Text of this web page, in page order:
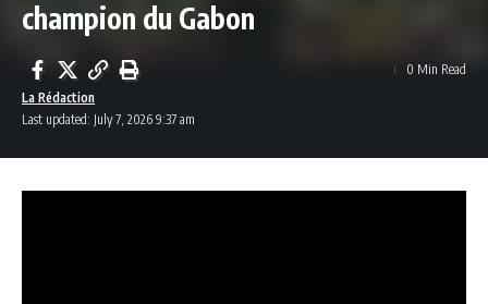
champion du Gabon
Last updated: July 7, 2026 9:37 am
La Rédaction
0 Min Read